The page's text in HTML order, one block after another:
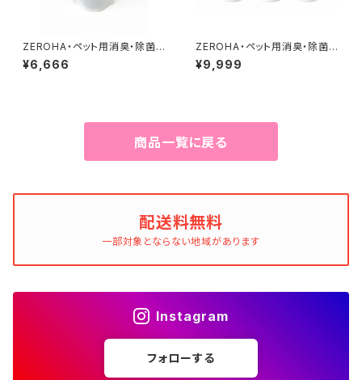
ZEROHA・ペット用消臭・除菌ス
プレー 吉野ひのきタイプ 詰め替
え用 約1L
¥6,666
ZEROHA・ペット用消臭・除菌ス
プレー 吉野ひのきタイプ 約5
20ml×3本セット
¥9,999
商品一覧に戻る
配送料無料
一部対象とならない地域があります
Instagram
フォローする